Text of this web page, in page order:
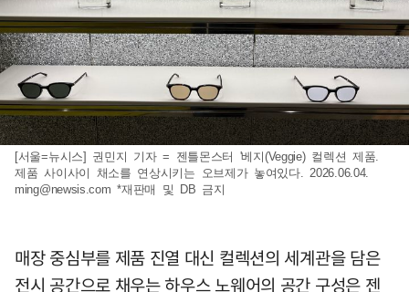
[서울=뉴시스] 권민지 기자 = 젠틀몬스터 '베지(Veggie) 컬렉션 제품.
제품 사이사이 채소를 연상시키는 오브제가 놓여있다. 2026.06.04.
ming@newsis.com *재판매 및 DB 금지
매장 중심부를 제품 진열 대신 컬렉션의 세계관을 담은
전시 공간으로 채우는 하우스 노웨어의 공간 구성은 젠